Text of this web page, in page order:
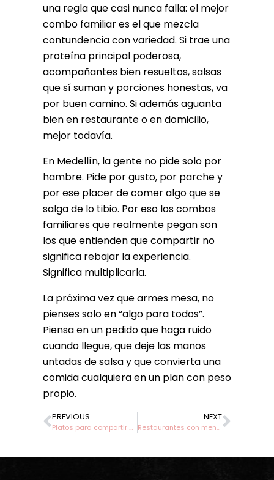
una regla que casi nunca falla: el mejor
combo familiar es el que mezcla
contundencia con variedad. Si trae una
proteína principal poderosa,
acompañantes bien resueltos, salsas
que sí suman y porciones honestas, va
por buen camino. Si además aguanta
bien en restaurante o en domicilio,
mejor todavía.
En Medellín, la gente no pide solo por
hambre. Pide por gusto, por parche y
por ese placer de comer algo que se
salga de lo tibio. Por eso los combos
familiares que realmente pegan son
los que entienden que compartir no
significa rebajar la experiencia.
Significa multiplicarla.
La próxima vez que armes mesa, no
pienses solo en “algo para todos”.
Piensa en un pedido que haga ruido
cuando llegue, que deje las manos
untadas de salsa y que convierta una
comida cualquiera en un plan con peso
propio.
PREVIOUS
Platos para compartir Medellín que sí valen la pena
NEXT
Restaurantes con menú infantil en Medellín